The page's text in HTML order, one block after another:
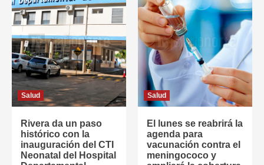
Salud
Rivera da un paso
histórico con la
inauguración del CTI
Neonatal del Hospital
Salud
El lunes se reabrirá la
agenda para
vacunación contra el
meningococo y